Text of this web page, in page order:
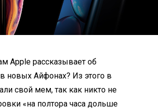
Apple рассказывает об
новых Айфонах? Из этого в
свой мем, так как никто не
«на полтора часа дольше